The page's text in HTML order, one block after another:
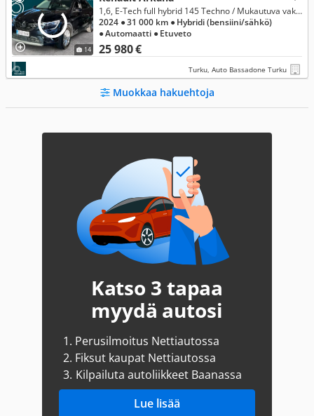
14 25 980 €
1,6, E-Tech full hybrid 145 Techno / Mukautuva vakionopeudensäädin / Led ajovalot / 2xalumiinivanteet
2024 ● 31 000 km ● Hybridi (bensiini/sähkö)
● Automaatti ● Etuveto
Turku, Auto Bassadone Turku
Muokkaa hakuehtoja
Katso 3 tapaa
myydä autosi
1. Perusilmoitus Nettiautossa
2. Fiksut kaupat Nettiautossa
3. Kilpailuta autoliikkeet Baanassa
Lue lisää